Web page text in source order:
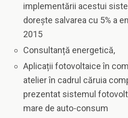
implementării acestui
dorește salvarea cu 5% a
2015
Consultanță energetică,
Aplicații fotovoltaice în
atelier în cadrul căruia
prezentat sistemul
mare de auto-consum